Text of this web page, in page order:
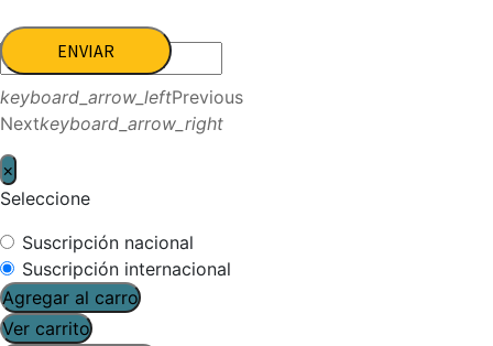
ENVIAR
keyboard_arrow_leftPrevious
Nextkeyboard_arrow_right
×
Seleccione
Suscripción nacional
Suscripción internacional
Agregar al carro
Ver carrito